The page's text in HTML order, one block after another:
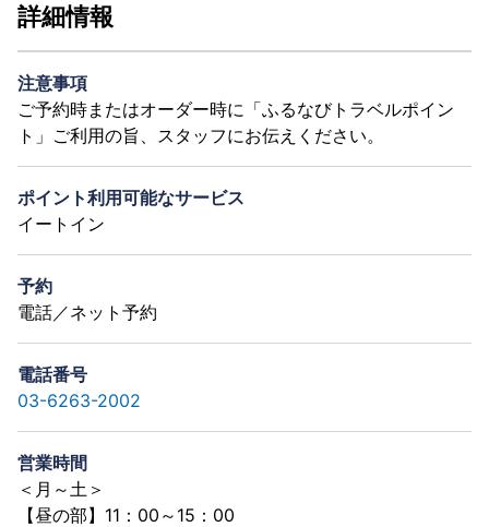
詳細情報
注意事項
ご予約時またはオーダー時に「ふるなびトラベルポイン
ト」ご利用の旨、スタッフにお伝えください。
ポイント利用可能なサービス
イートイン
予約
電話／ネット予約
電話番号
03-6263-2002
営業時間
＜月～土＞
【昼の部】11：00～15：00